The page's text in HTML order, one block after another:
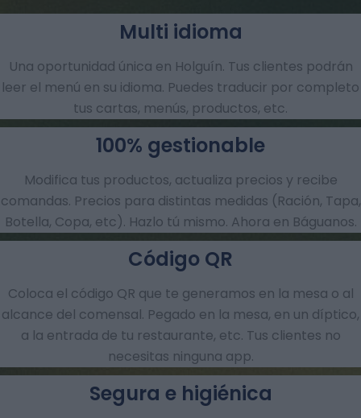
Una oportunidad única en Holguín. Tus clientes podrán
leer el menú en su idioma. Puedes traducir por completo
tus cartas, menús, productos, etc.
Multi idioma
Modifica tus productos, actualiza precios y recibe
comandas.​ Precios para distintas medidas (Ración, Tapa,
Botella, Copa, etc). Hazlo tú mismo. Ahora en Báguanos.
100% gestionable
Coloca el código QR que te generamos en la mesa o al
alcance del comensal. Pegado en la mesa, en un díptico,
a la entrada de tu restaurante, etc. Tus clientes no
necesitas ninguna app.
Código QR
Segura e higiénica